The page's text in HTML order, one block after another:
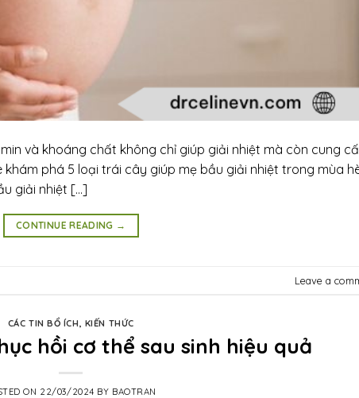
và khoáng chất không chỉ giúp giải nhiệt mà còn cung
khám phá 5 loại trái cây giúp mẹ bầu giải nhiệt trong mùa
giải nhiệt […]
CONTINUE READING →
Leave a
CÁC TIN BỔ ÍCH, KIẾN THỨC
hồi cơ thể sau sinh hiệu quả
ON 22/03/2024 BY BAOTRAN